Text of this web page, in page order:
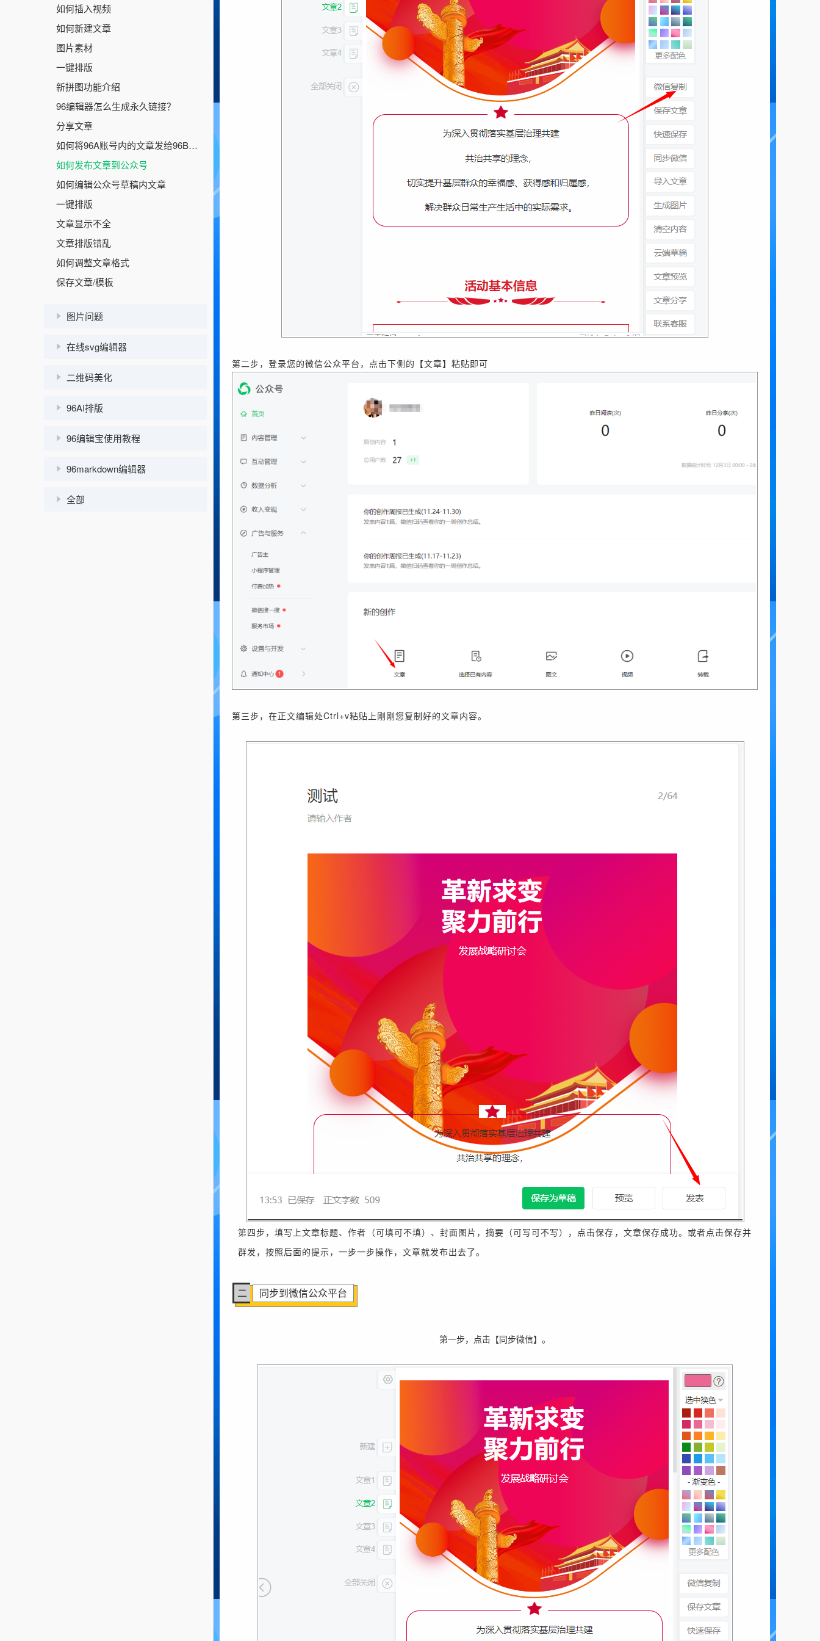
如何插入视频
如何新建文章
图片素材
一键排版
新拼图功能介绍
96编辑器怎么生成永久链接？
分享文章
如何将96A账号内的文章发给96B账号
如何发布文章到公众号
如何编辑公众号草稿内文章
一键排版
文章显示不全
文章排版错乱
如何调整文章格式
保存文章/模板
图片问题
在线svg编辑器
二维码美化
96AI排版
96编辑宝使用教程
96markdown编辑器
全部
第二步，登录您的微信公众平台，点击下侧的【文章】粘贴即可
第三步，在正文编辑处Ctrl+v粘贴上刚刚您复制好的文章内容。
第四步，填写上文章标题、作者（可填可不填）、 封面图片，摘要（可写可不写），点击保存，文章保存成功。 或者点击保存并
群发，按照后面的提示，一步一步操作，文章就发布出去了。
二 同步到微信公众平台
第一步，点击【同步微信】。